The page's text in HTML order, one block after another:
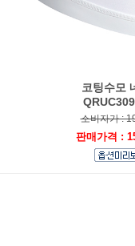
코팅수모
소비자가 :
판매가격 :